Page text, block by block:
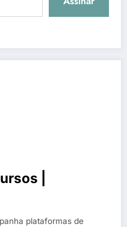
|
plataformas de